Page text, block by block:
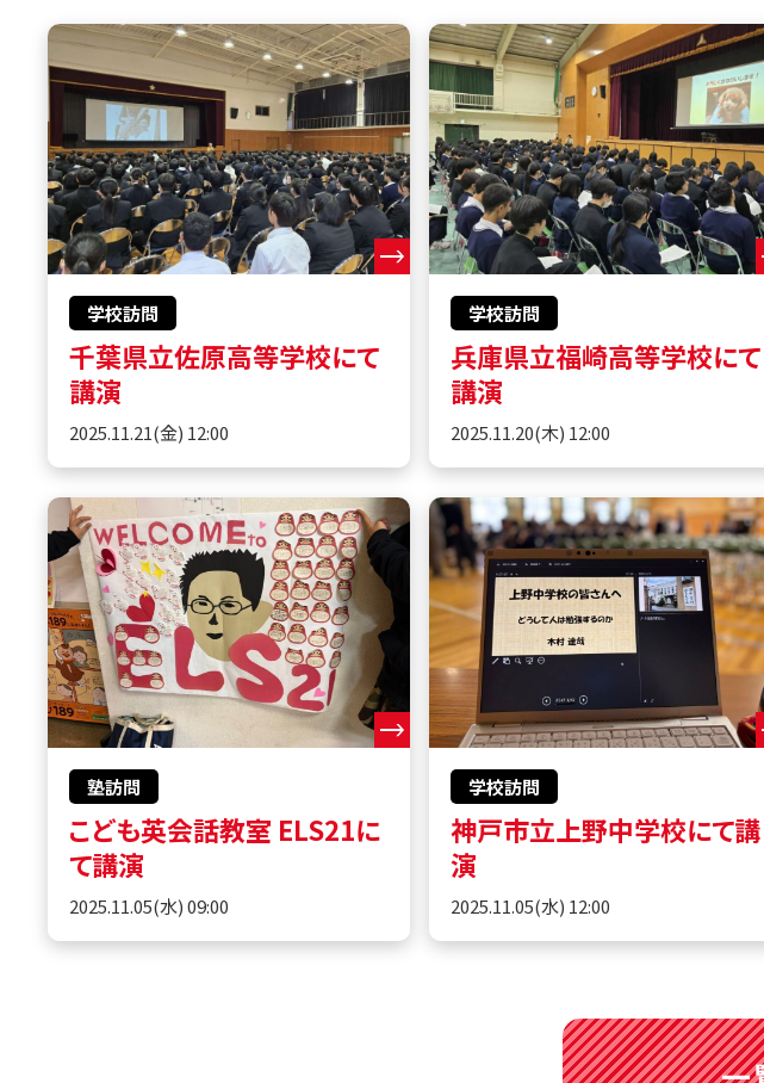
学校訪問
千葉県立佐原高等学校にて
講演
2025.11.21(金) 12:00
学校訪問
兵庫県立福崎高等学校にて
講演
2025.11.20(木) 12:00
塾訪問
こども英会話教室 ELS21に
て講演
2025.11.05(水) 09:00
学校訪問
神戸市立上野中学校にて講
演
2025.11.05(水) 12:00